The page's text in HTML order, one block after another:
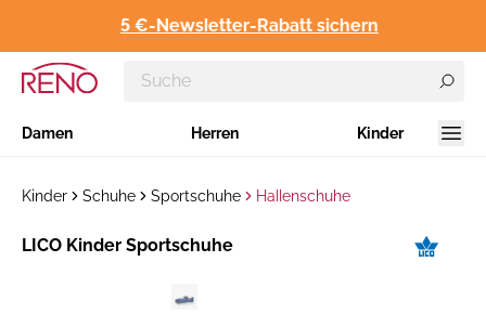
5 €-Newsletter-Rabatt sichern
Damen Herren Kinder
Kinder Schuhe Sportschuhe Hallenschuhe
Hersteller:
LICO Kinder Sportschuhe